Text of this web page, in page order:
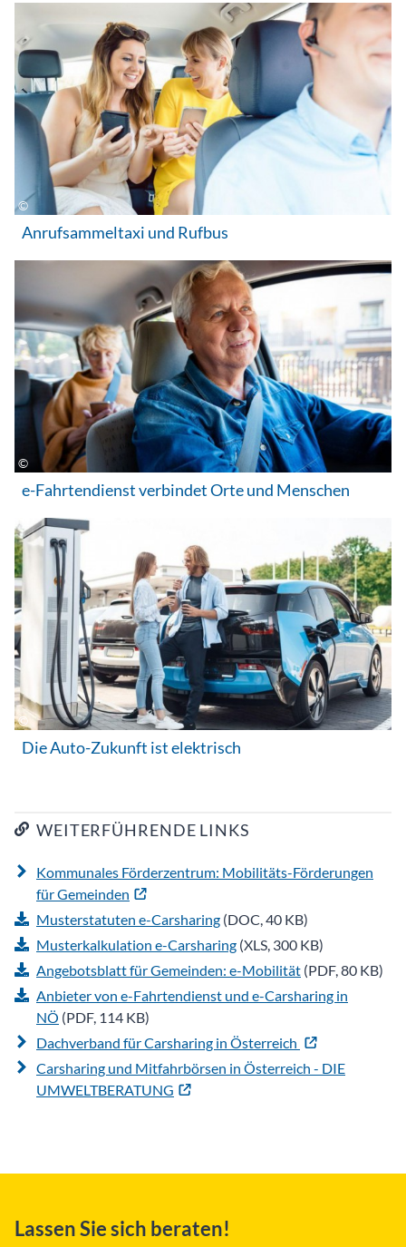
Anrufsammeltaxi und Rufbus
e-Fahrtendienst verbindet Orte und Menschen
Die Auto-Zukunft ist elektrisch
WEITERFÜHRENDE LINKS
Kommunales Förderzentrum: Mobilitäts-Förderungen
für Gemeinden
Musterstatuten e-Carsharing (DOC, 40 KB)
Musterkalkulation e-Carsharing (XLS, 300 KB)
Angebotsblatt für Gemeinden: e-Mobilität (PDF, 80 KB)
Anbieter von e-Fahrtendienst und e-Carsharing in
NÖ (PDF, 114 KB)
Dachverband für Carsharing in Österreich
Carsharing und Mitfahrbörsen in Österreich - DIE
UMWELTBERATUNG
Lassen Sie sich beraten!